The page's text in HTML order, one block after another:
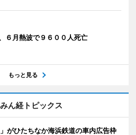
６月熱波で９６００人死亡
もっと見る
みん経トピックス
がひたちなか海浜鉄道の車内広告枠